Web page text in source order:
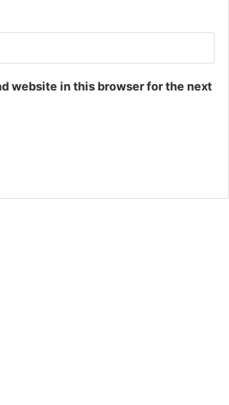
website in this browser for the next